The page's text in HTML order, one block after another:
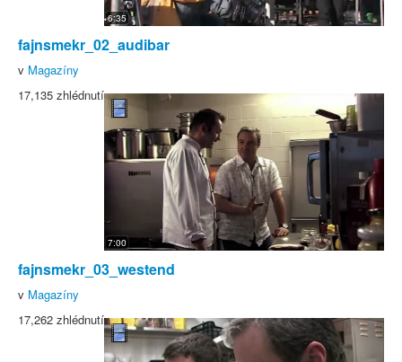
6:35
fajnsmekr_02_audibar
v Magazíny
17,135 zhlédnutí
7:00
fajnsmekr_03_westend
v Magazíny
17,262 zhlédnutí